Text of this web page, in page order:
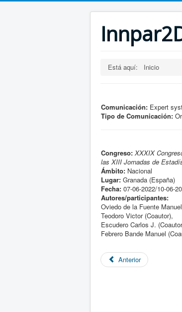
Está aquí: Inicio
Comunicación: Expert
Tipo de Comunicación:
Congreso: XXXIX
las XIII Jornadas de
Ámbito: Nacional
Lugar: Granada (España)
Fecha: 07-06-2022/10-06-
Autores/participantes:
Oviedo de la Fuente
Teodoro Victor (Coautor),
Escudero Carlos J.
Febrero Bande Manuel
Anterior